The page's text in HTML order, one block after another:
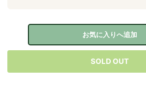
お気に入りへ追加
SOLD OUT